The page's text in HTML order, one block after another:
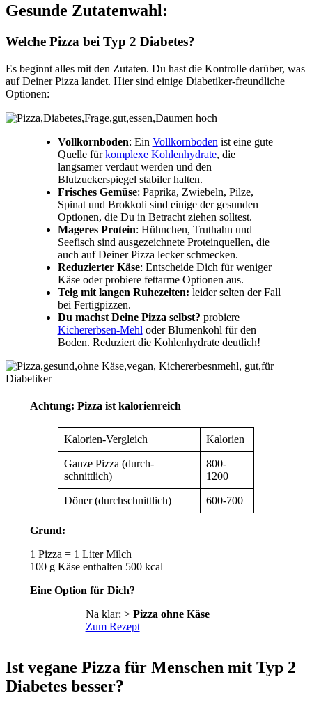
Gesunde Zutatenwahl:
Welche Pizza bei Typ 2 Diabetes?
Es beginnt alles mit den Zutaten. Du hast die Kontrolle darüber, was
auf Deiner Pizza landet. Hier sind einige Diabetiker-freundliche
Optionen:
Vollkornboden: Ein Vollkornboden ist eine gute
Quelle fürkomplexe Kohlenhydrate, die
langsamer verdaut werden und den
Blutzuckerspiegel stabiler halten.
Frisches Gemüse: Paprika, Zwiebeln, Pilze,
Spinat und Brokkoli sind einige der gesunden
Optionen, die Du in Betracht ziehen solltest.
Mageres Protein: Hühnchen, Truthahn und
Seefisch sind ausgezeichnete Proteinquellen, die
auch auf Deiner Pizza lecker schmecken.
Reduzierter Käse: Entscheide Dich für weniger
Käse oder probiere fettarme Optionen aus.
Teig mit langen Ruhezeiten: leider selten der Fall
bei Fertigpizzen.
Du machst Deine Pizza selbst? probiere
Kichererbsen-Mehl oder Blumenkohl für den
Boden. Reduziert die Kohlenhydrate deutlich!
Achtung: Pizza ist kalorienreich
Kalorien-Vergleich Kalorien
Ganze Pizza (durch­
schnittlich)
800-
1200
Döner (durch­schnittlich) 600-700
Grund:
1 Pizza = 1 Liter Milch
100 g Käse enthalten 500 kcal
Eine Option für Dich?
Na klar: > Pizza ohne Käse
Zum Rezept
Ist vegane Pizza für Menschen mit Typ 2
Diabetes besser?